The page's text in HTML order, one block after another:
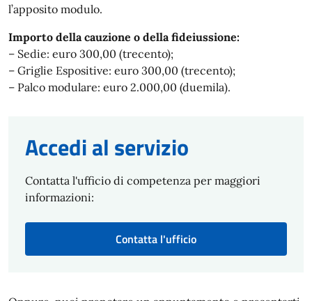
l’apposito modulo.
Importo della cauzione o della fideiussione:
– Sedie: euro 300,00 (trecento);
– Griglie Espositive: euro 300,00 (trecento);
– Palco modulare: euro 2.000,00 (duemila).
Accedi al servizio
Contatta l'ufficio di competenza per maggiori
informazioni:
Contatta l'ufficio